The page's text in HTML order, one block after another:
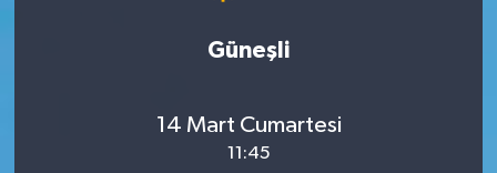
Güneşli
14 Mart Cumartesi
11:45